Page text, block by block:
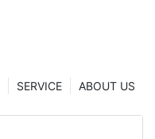
ABOUT US
SERVICE